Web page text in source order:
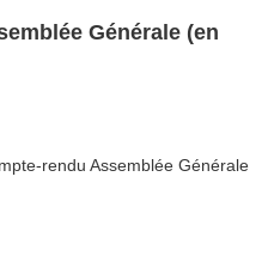
Générale (en